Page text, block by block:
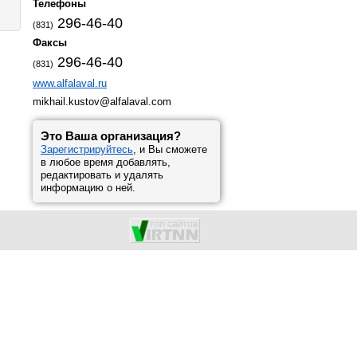
Телефоны
(831) 296-46-40
Факсы
(831) 296-46-40
www.alfalaval.ru
mikhail.kustov@alfalaval.com
Это Ваша организация?
Зарегистрируйтесь, и Вы сможете
в любое время добавлять,
редактировать и удалять
информацию о ней.